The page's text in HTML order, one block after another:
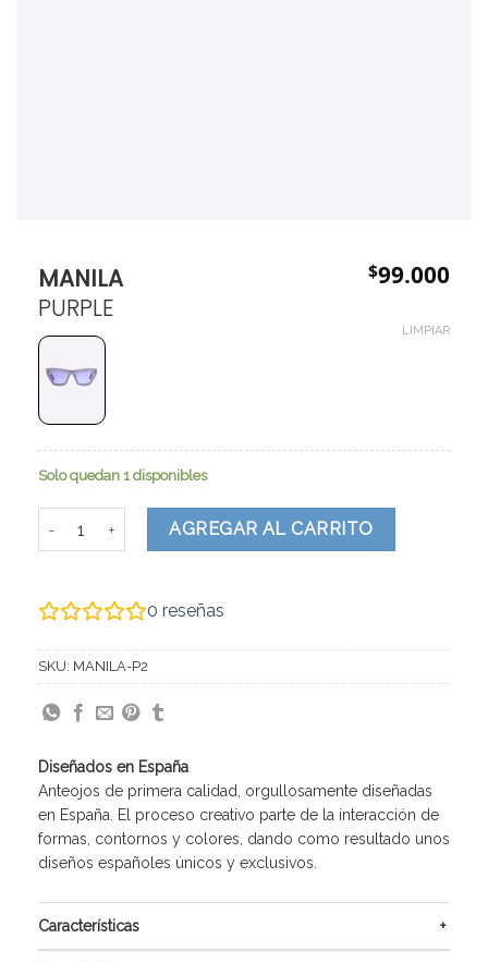
MANILA
PURPLE
$99.000
LIMPIAR
Solo quedan 1 disponibles
AGREGAR AL CARRITO
0 reseñas
SKU: MANILA-P2
Diseñados en España
Anteojos de primera calidad, orgullosamente diseñadas
en España. El proceso creativo parte de la interacción de
formas, contornos y colores, dando como resultado unos
diseños españoles únicos y exclusivos.
Características